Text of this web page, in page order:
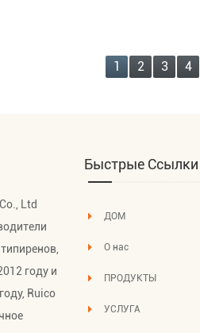
1 2 3 4
Ltd
году и
Ruico
Быстрые Ссылки
ДОМ
О нас
ПРОДУКТЫ
УСЛУГА